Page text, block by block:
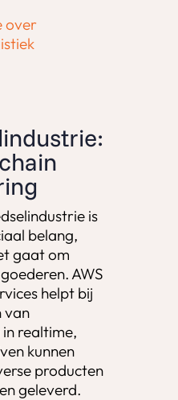
over
is
belang,
gaat om
AWS
helpt bij
van
realtime,
kunnen
producten
geleverd.